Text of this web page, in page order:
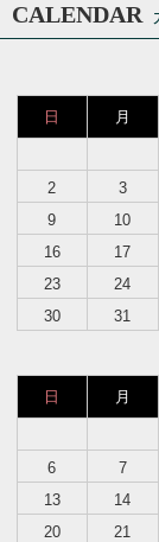
CALENDAR
日 月
2
3
9
10
16
17
23
24
30
31
日 月
6
7
13
14
20
21